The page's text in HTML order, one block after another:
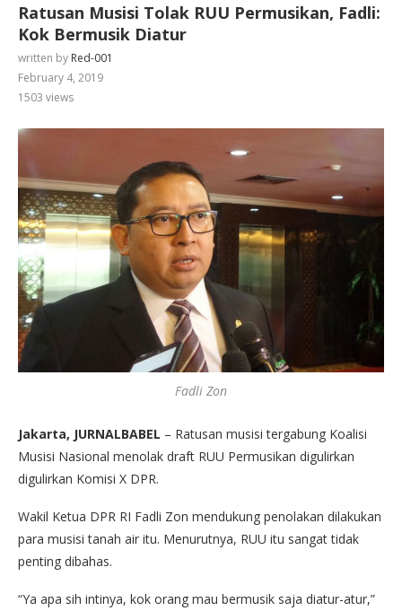
Ratusan Musisi Tolak RUU Permusikan, Fadli:
Kok Bermusik Diatur
written by Red-001
February 4, 2019
1503 views
Fadli Zon
Jakarta, JURNALBABEL – Ratusan musisi tergabung Koalisi
Musisi Nasional menolak draft RUU Permusikan digulirkan
digulirkan Komisi X DPR.
Wakil Ketua DPR RI Fadli Zon mendukung penolakan dilakukan
para musisi tanah air itu. Menurutnya, RUU itu sangat tidak
penting dibahas.
“Ya apa sih intinya, kok orang mau bermusik saja diatur-atur,”